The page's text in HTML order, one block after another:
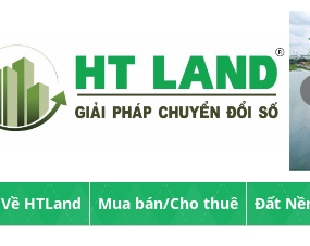
Về HTLand Mua bán/Cho thuê Đất